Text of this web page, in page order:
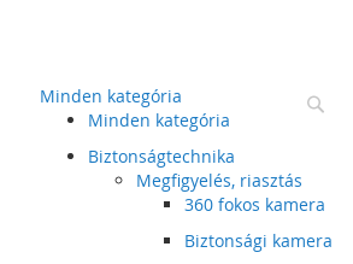
Minden kategória
Minden kategória
Biztonságtechnika
Megfigyelés, riasztás
360 fokos kamera
Biztonsági kamera